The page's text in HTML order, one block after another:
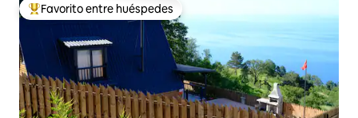
De los mejores en Favorito entre huéspedes
Favorito entre huéspedes